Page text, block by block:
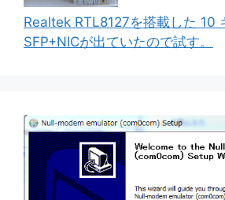
Realtek RTL8127を搭載した 10
SFP+NICが出ていたので試す。